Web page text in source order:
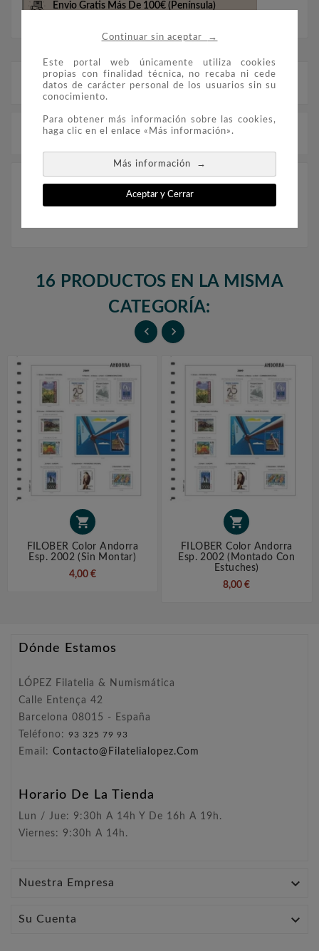
Continuar sin aceptar →
Este portal web únicamente utiliza cookies
propias con finalidad técnica, no recaba ni cede
datos de carácter personal de los usuarios sin su
conocimiento.
Para obtener más información sobre las cookies,
haga clic en el enlace «Más información».
Más información →
Aceptar y Cerrar
Envio Gratis Más De 100€ (Península)
Descripción
Detalles del producto
Suplemento Filober de Andorra Española, para
los sellos de 2025. Con protectores.
16 PRODUCTOS EN LA MISMA
CATEGORÍA:
 

FILOBER Color Andorra
Esp. 2002 (sin Montar)
4,00 €

FILOBER Color Andorra
Esp. 2002 (montado Con
Estuches)
8,00 €
Dónde Estamos
LÓPEZ Filatelia & Numismática
Calle Entença 42
Barcelona 08015 - España
Teléfono: 93 325 79 93
Email: Contacto@filatelialopez.com
Horario De La Tienda
Lun / Jue: 9:30h A 14h Y De 16h A 19h.
Viernes: 9:30h A 14h.
Nuestra Empresa 
Su Cuenta 